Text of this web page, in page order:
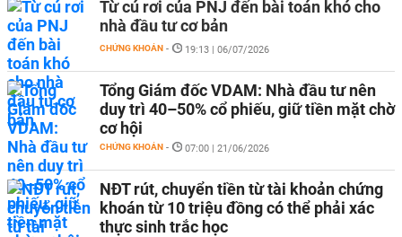
Từ cú rơi của PNJ đến bài toán khó cho
nhà đầu tư cơ bản
CHỨNG KHOÁN - 19:13 | 06/07/2026
Tổng Giám đốc VDAM: Nhà đầu tư nên
duy trì 40–50% cổ phiếu, giữ tiền mặt chờ
cơ hội
CHỨNG KHOÁN - 07:00 | 21/06/2026
NĐT rút, chuyển tiền từ tài khoản chứng
khoán từ 10 triệu đồng có thể phải xác
thực sinh trắc học